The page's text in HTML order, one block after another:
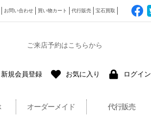
お問い合わせ 買い物カート 代行販売 宝石買取
ご来店予約はこちらから
新規会員登録 お気に入り ログイン
オーダーメイド 代行販売